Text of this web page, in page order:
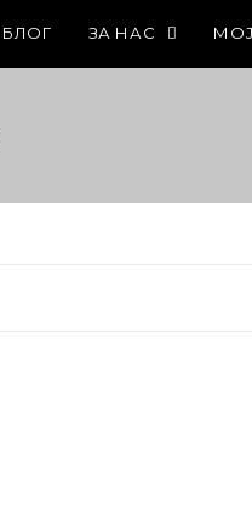
БЛОГ ЗА НАС